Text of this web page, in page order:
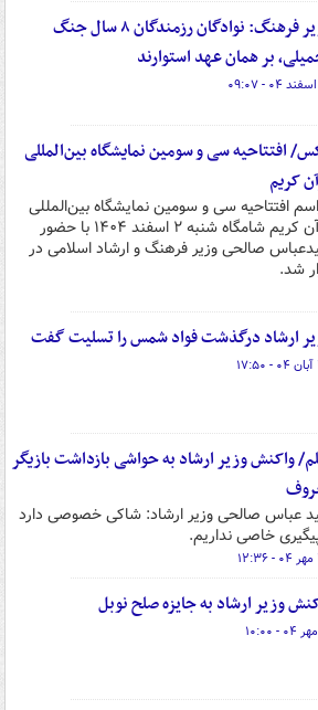
وزیر فرهنگ: نوادگان رزمندگان ۸ سال جنگ
بر همان عهد استوارند
افتتاحیه سی و سومین نمایشگاه بین‌المللی
کریم
افتتاحیه سی و سومین نمایشگاه بین‌المللی
قرآن کریم شامگاه شنبه ۲ اسفند ۱۴۰۴ با حضور
صالحی وزیر فرهنگ و ارشاد اسلامی در
شد.
ارشاد درگذشت فواد شمس را تسلیت گفت
واکنش وزیر ارشاد به حواشی بازداشت بازیگر
عباس صالحی وزیر ارشاد: شاکی خصوصی دارد
خاصی نداریم.
وزیر ارشاد به جایزه صلح نوبل